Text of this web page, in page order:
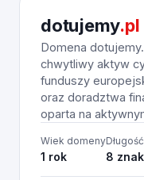
dotujemy.pl
Domena
chwytliwy aktyw
funduszy
oraz doradztwa
oparta na
Wiek domeny
1 rok
Długość
8